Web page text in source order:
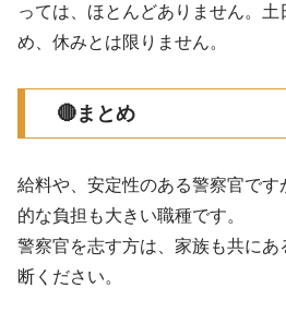
っては、ほとんどありません。土
め、休みとは限りません。
🔴まとめ
給料や、安定性のある警察官で
的な負担も大きい職種です。
警察官を志す方は、家族も共にあ
断ください。